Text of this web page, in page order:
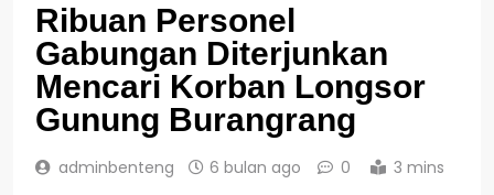
Ribuan Personel
Gabungan Diterjunkan
Mencari Korban Longsor
Gunung Burangrang
adminbenteng 6 bulan ago 0 3 mins